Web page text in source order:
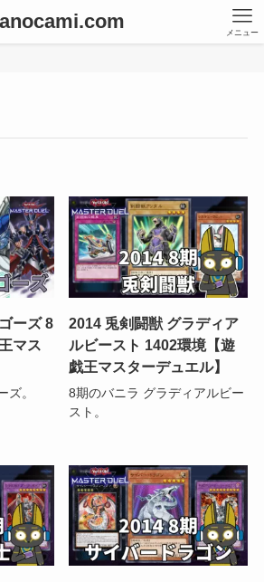
anocami.com メニュー
ーズ 8
マス
ズ。
2014 兎剣闘獣 グラディア
ルビースト 1402環境【遊
戯王マスターデュエル】
8期のバニラ グラディアルビー
スト。